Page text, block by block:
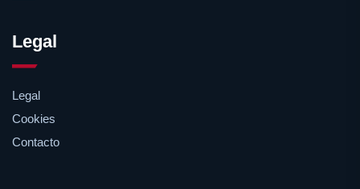
Legal
Legal
Cookies
Contacto